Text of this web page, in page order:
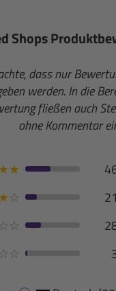
Shops
dass nur
werden. In die
fließen auch
ohne Kommentar
★
☆
☆☆
☆☆